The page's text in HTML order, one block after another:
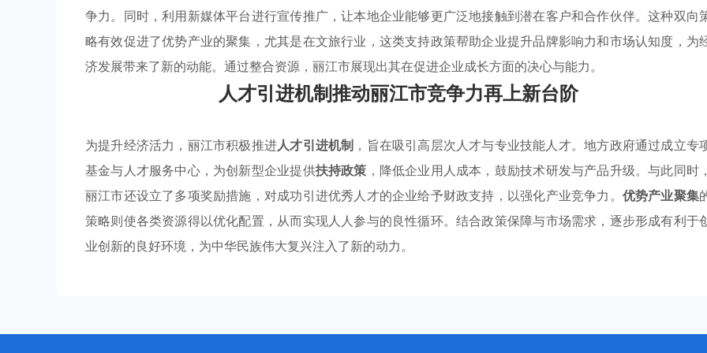
争力。同时，利用新媒体平台进行宣传推广，让本地企业能够更广泛地接触到潜在客户和合作伙伴。这种双向
略有效促进了优势产业的聚集，尤其是在文旅行业，这类支持政策帮助企业提升品牌影响力和市场认知度，为
济发展带来了新的动能。通过整合资源，丽江市展现出其在促进企业成长方面的决心与能力。
人才引进机制推动丽江市竞争力再上新台阶
为提升经济活力，丽江市积极推进人才引进机制 ，旨在吸引高层次人才与专业技能人才。地方政府通过成立专
基金与人才服务中心，为创新型企业提供扶持政策 ，降低企业用人成本，鼓励技术研发与产品升级。与此同时，
丽江市还设立了多项奖励措施，对成功引进优秀人才的企业给予财政支持，以强化产业竞争力。 优势产业聚集
策略则使各类资源得以优化配置，从而实现人人参与的良性循环。结合政策保障与市场需求，逐步形成有利于
业创新的良好环境，为中华民族伟大复兴注入了新的动力。